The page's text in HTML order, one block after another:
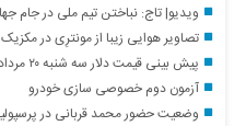
ویدیو| تاج: نباختن تیم ملی در جام جهانی دستاورد
تصاویر هوایی زیبا از مونترِی در مکزیک
پیش‌ بینی قیمت دلار سه شنبه ۲۰ مرداد ۱۴۰۵ / احتمال عقب‌نشینی به این بازه قیمتی
آزمون دوم خصوصی سازی خودرو
وضعیت حضور محمد قربانی در